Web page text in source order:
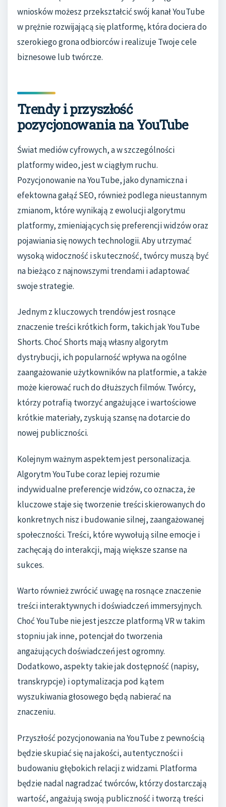
wniosków możesz przekształcić swój kanał YouTube
w prężnie rozwijającą się platformę, która dociera do
szerokiego grona odbiorców i realizuje Twoje cele
biznesowe lub twórcze.
Trendy i przyszłość
pozycjonowania na YouTube
Świat mediów cyfrowych, a w szczególności
platformy wideo, jest w ciągłym ruchu.
Pozycjonowanie na YouTube, jako dynamiczna i
efektowna gałąź SEO, również podlega nieustannym
zmianom, które wynikają z ewolucji algorytmu
platformy, zmieniających się preferencji widzów oraz
pojawiania się nowych technologii. Aby utrzymać
wysoką widoczność i skuteczność, twórcy muszą być
na bieżąco z najnowszymi trendami i adaptować
swoje strategie.
Jednym z kluczowych trendów jest rosnące
znaczenie treści krótkich form, takich jak YouTube
Shorts. Choć Shorts mają własny algorytm
dystrybucji, ich popularność wpływa na ogólne
zaangażowanie użytkowników na platformie, a także
może kierować ruch do dłuższych filmów. Twórcy,
którzy potrafią tworzyć angażujące i wartościowe
krótkie materiały, zyskują szansę na dotarcie do
nowej publiczności.
Kolejnym ważnym aspektem jest personalizacja.
Algorytm YouTube coraz lepiej rozumie
indywidualne preferencje widzów, co oznacza, że
kluczowe staje się tworzenie treści skierowanych do
konkretnych nisz i budowanie silnej, zaangażowanej
społeczności. Treści, które wywołują silne emocje i
zachęcają do interakcji, mają większe szanse na
sukces.
Warto również zwrócić uwagę na rosnące znaczenie
treści interaktywnych i doświadczeń immersyjnych.
Choć YouTube nie jest jeszcze platformą VR w takim
stopniu jak inne, potencjał do tworzenia
angażujących doświadczeń jest ogromny.
Dodatkowo, aspekty takie jak dostępność (napisy,
transkrypcje) i optymalizacja pod kątem
wyszukiwania głosowego będą nabierać na
znaczeniu.
Przyszłość pozycjonowania na YouTube z pewnością
będzie skupiać się na jakości, autentyczności i
budowaniu głębokich relacji z widzami. Platforma
będzie nadal nagradzać twórców, którzy dostarczają
wartość, angażują swoją publiczność i tworzą treści